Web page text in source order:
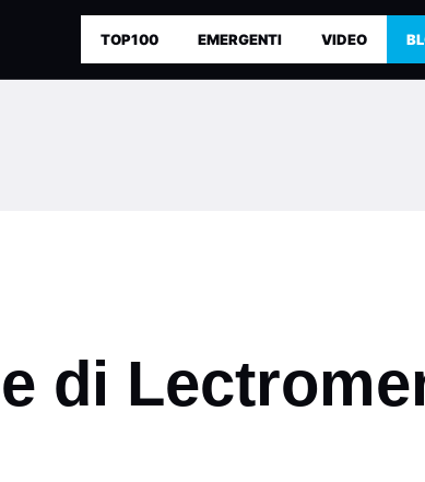
TOP100 EMERGENTI VIDEO
di